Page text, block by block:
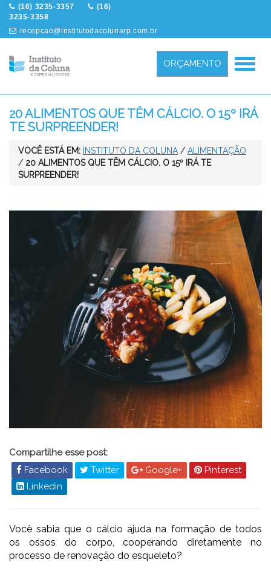
(16) 3235-3357
(16)
3235-3358
recepcao@institutodacolunarp.com.br
Menu
ORÇAMENTO
20 ALIMENTOS QUE TÊM CÁLCIO. O 15º IRÁ
TE SURPREENDER!
VOCÊ ESTÁ EM: INSTITUTO DA COLUNA / ALIMENTAÇÃO
/ 20 ALIMENTOS QUE TÊM CÁLCIO. O 15º IRÁ TE
SURPREENDER!
Compartilhe esse post:
Facebook
Twitter Google+
Pinterest
Linkedin
Você sabia que o cálcio ajuda na formação de todos
os ossos do corpo, cooperando diretamente no
processo de renovação do esqueleto?